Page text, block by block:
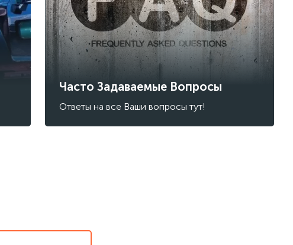
Часто Задаваемые Вопросы
Ответы на все Ваши вопросы тут!